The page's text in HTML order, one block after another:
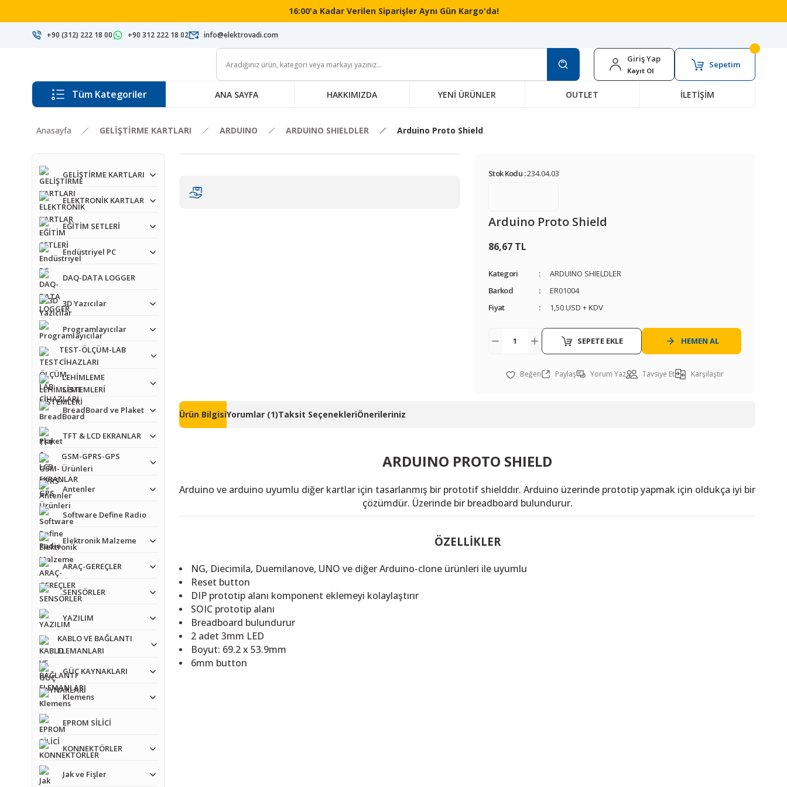
16:00'a Kadar Verilen Siparişler Aynı Gün Kargo'da!
+90 (312) 222 18 00 +90 312 222 18 02 info@elektrovadi.com
Giriş Yap
Kayıt Ol
Sepetim
Tüm Kategoriler ANA SAYFA HAKKIMIZDA YENİ ÜRÜNLER OUTLET İLETİŞİM
Anasayfa GELİŞTİRME KARTLARI ARDUINO ARDUINO SHIELDLER Arduino Proto Shield
GELİŞTİRME KARTLARI
ELEKTRONİK KARTLAR
EĞİTİM SETLERİ
Endüstriyel PC
DAQ-DATA LOGGER
3D Yazıcılar
Programlayıcılar
TEST-ÖLÇÜM-LAB
CİHAZLARI
LEHİMLEME
SİSTEMLERİ
BreadBoard ve Plaket
TFT & LCD EKRANLAR
GSM-GPRS-GPS
Ürünleri
Antenler
Software Define Radio
Elektronik Malzeme
ARAÇ-GEREÇLER
SENSÖRLER
YAZILIM
KABLO VE BAĞLANTI
ELEMANLARI
GÜÇ KAYNAKLARI
Klemens
EPROM SİLİCİ
KONNEKTÖRLER
Jak ve Fişler
Stok Kodu :234.04.03
Arduino Proto Shield
86,67 TL
Kategori
ARDUINO SHIELDLER
Barkod
ER01004
Fiyat
1,50 USD + KDV
SEPETE EKLE HEMEN AL
Paylaş Yorum Yaz Tavsiye Et Karşılaştır
Ürün BilgisiYorumlar (1)Taksit SeçenekleriÖnerileriniz
ARDUINO PROTO SHIELD
Arduino ve arduino uyumlu diğer kartlar için tasarlanmış bir prototif shielddır. Arduino üzerinde prototip yapmak için oldukça iyi bir
çözümdür. Üzerinde bir breadboard bulundurur.
ÖZELLİKLER
NG, Diecimila, Duemilanove, UNO ve diğer Arduino-clone ürünleri ile uyumlu
Reset button
DIP prototip alanı komponent eklemeyi kolaylaştırır
SOIC prototip alanı
Breadboard bulundurur
2 adet 3mm LED
Boyut: 69.2 x 53.9mm
6mm button